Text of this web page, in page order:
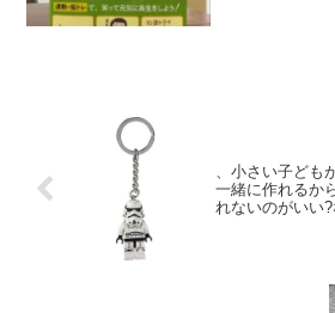
、小さい子ども
一緒に作れるか
れないのがいい?